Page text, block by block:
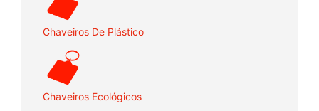
Chaveiros De Plástico
Chaveiros Ecológicos